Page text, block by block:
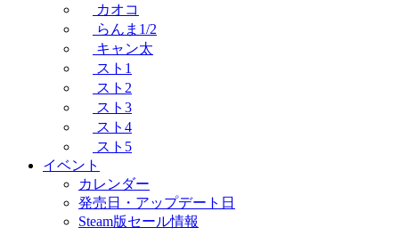
カオコ
らんま1/2
キャン太
スト1
スト2
スト3
スト4
スト5
イベント
カレンダー
発売日・アップデート日
Steam版セール情報